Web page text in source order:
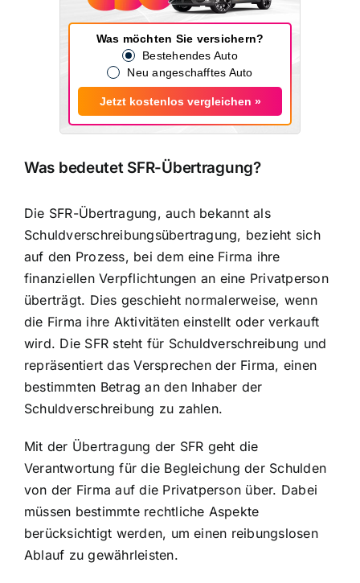
Was möchten Sie versichern?
Bestehendes Auto
Neu angeschafftes Auto
Jetzt kostenlos vergleichen »
Was bedeutet SFR-Übertragung?
Die SFR-Übertragung, auch bekannt als
Schuldverschreibungsübertragung, bezieht sich
auf den Prozess, bei dem eine Firma ihre
finanziellen Verpflichtungen an eine Privatperson
überträgt. Dies geschieht normalerweise, wenn
die Firma ihre Aktivitäten einstellt oder verkauft
wird. Die SFR steht für Schuldverschreibung und
repräsentiert das Versprechen der Firma, einen
bestimmten Betrag an den Inhaber der
Schuldverschreibung zu zahlen.
Mit der Übertragung der SFR geht die
Verantwortung für die Begleichung der Schulden
von der Firma auf die Privatperson über. Dabei
müssen bestimmte rechtliche Aspekte
berücksichtigt werden, um einen reibungslosen
Ablauf zu gewährleisten.